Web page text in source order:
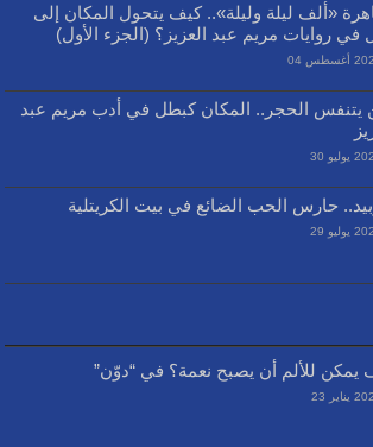
«ألف ليلة وليلة».. كيف يتحول المكان إلى
في روايات مريم عبد العزيز؟ (الجزء الأول)
أغسطس 04
يتنفس الحجر.. المكان كبطل في أدب مريم عبد
يوليو 30
حارس الحب الضائع في بيت الكريتلية
يوليو 29
يمكن للألم أن يصبح نعمة؟ في “دوّن”
23